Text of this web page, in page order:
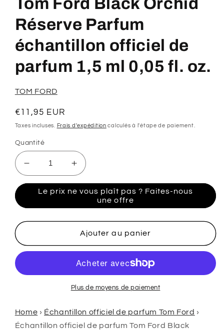
dans
une
fenêtre
Tom Ford Black Orchid
Réserve Parfum
échantillon officiel de
parfum 1,5 ml 0,05 fl. oz.
TOM FORD
Prix
habituel
€11,95 EUR
Taxes incluses. Frais d'expédition calculés à l'étape de paiement.
Quantité
Réduire
la
quantité
Tom
Ford
Orchid
échantillon
parfum
1,5
Augmenter
la
quantité
Tom
Ford
Black
Orchid
Parfum
échantillon
officiel
parfum
1,5
Le prix ne vous plaît pas ? Faites-nous
une offre
Ajouter au panier
Plus de moyens de paiement
Home › Échantillon officiel de parfum Tom Ford ›
Échantillon officiel de parfum Tom Ford Black